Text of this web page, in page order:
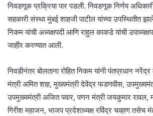
निवडणूक प्रक्रिया पार पडली. निवडणूक निर्णय
सहकारी संस्था मुंबई शाहजी पाटील यांच्या उपस्थितीत
निकम यांची अध्यक्षपदी आणि राहुल काकडे यांची
जाहीर करण्यात आली.
निवडीनंतर बोलताना रोहित निकम यांनी पंतप्रधान
मंत्री अमित शाह, मुख्यमंत्री देवेंद्र फडणवीस,
उपमुख्यमंत्री अजित पवार, पणन मंत्री जयकुमार रावल,
गिरीश महाजन, भाजप प्रदेशाध्यक्ष रविंद्र चव्हाण तसेच